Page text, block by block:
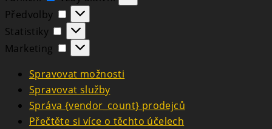
Předvolby
Předvolby
Statistiky
Statistiky
Marketing
Marketing
Spravovat možnosti
Spravovat služby
Správa {vendor_count} prodejců
Přečtěte si více o těchto účelech